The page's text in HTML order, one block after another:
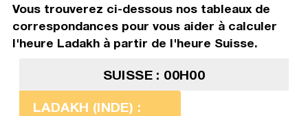
Vous trouverez ci-dessous nos tableaux de
correspondances pour vous aider à calculer
l'heure Ladakh à partir de l'heure Suisse.
SUISSE : 00H00
LADAKH (INDE) :